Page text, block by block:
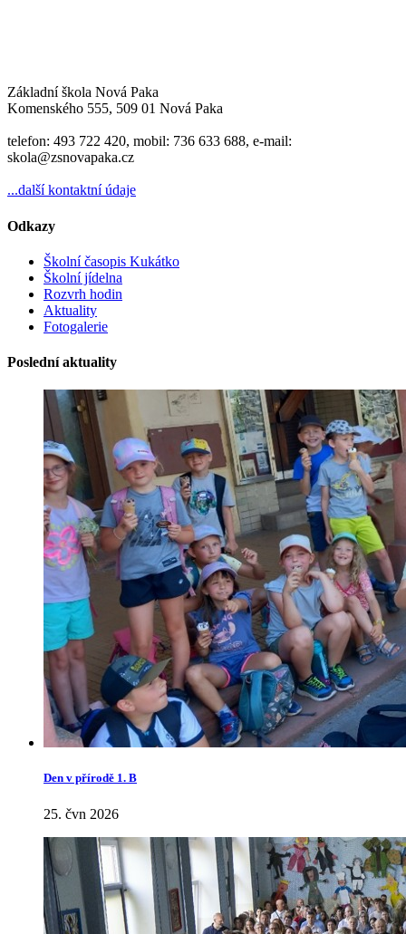
Základní škola Nová Paka
Komenského 555, 509 01 Nová Paka
telefon: 493 722 420, mobil: 736 633 688, e-mail:
skola@zsnovapaka.cz
...další kontaktní údaje
Odkazy
Školní časopis Kukátko
Školní jídelna
Rozvrh hodin
Aktuality
Fotogalerie
Poslední aktuality
Den v přírodě 1. B
25. čvn 2026